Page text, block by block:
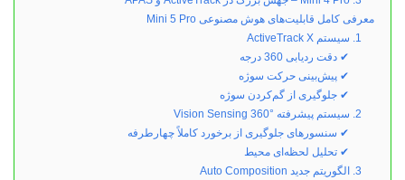
معرفی کامل قابلیت‌های هوش مصنوعی Mini 5 Pro
1. سیستم ActiveTrack X
✔ دقت ردیابی 360 درجه
✔ پیش‌بینی حرکت سوژه
✔ جلوگیری از گم‌کردن سوژه
2. سیستم پیشرفته Vision Sensing 360°
✔ سنسورهای جلوگیری از برخورد کاملاً چهارطرفه
✔ تحلیل لحظه‌ای محیط
3. الگوریتم جدید Auto Composition